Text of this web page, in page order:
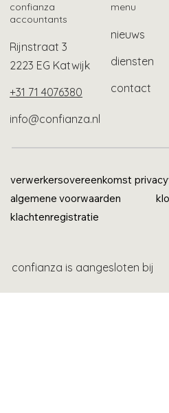
confianza
accountants
Rijnstraat 3
2223 EG Katwijk
+31 71 4076380
info@confianza.nl
menu
nieuws
diensten
contact
verwerkersovereenkomst
algemene voorwaarden
klachtenregistratie
confianza is aangesloten bij